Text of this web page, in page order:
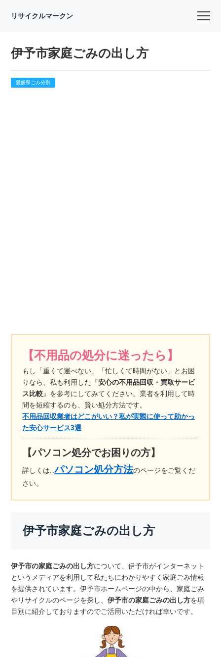
リサイクルマークン
伊予市家庭ごみの出し方
愛媛県ごみ分別
【不用品の処分に迷ったら】
もし「重くて運べない」「忙しくて時間がない」とお困
りなら、私も利用した『安心の不用品回収・買取サービ
ス比較』を参考にしてみてください。業者を利用して時
間を短縮するのも、賢い処分方法です。
不用品回収業者はどこがいい？私が実際に使って助かっ
た安心サービス3選
【パソコン処分でお困りの方】
詳しくは…パソコン処分方法のページをご覧くだ
さい。
伊予市家庭ごみの出し方
伊予市の家庭ごみの出し方について、伊予市がインターネット
というメディアを利用して私たちにわかりやすく家庭ごみ情報
を提供されています。伊予市ホームページの中から、家庭ごみ
やリサイクルのページを探し、伊予市の家庭ごみの出し方を項
目別に紹介しておりますのでご活用いただければ幸いです。